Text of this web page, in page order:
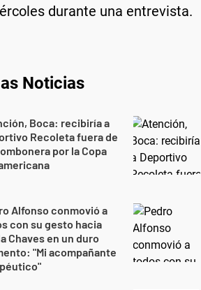
durante una entrevista.
Noticias
Boca: recibiría a
Recoleta fuera de
por la Copa
Alfonso conmovió a
con su gesto hacia
Chaves en un duro
"Mi acompañante